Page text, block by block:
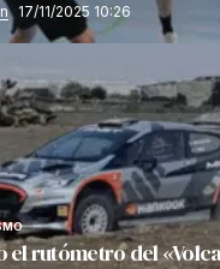
17/11/2025 10:26
el rutómetro del